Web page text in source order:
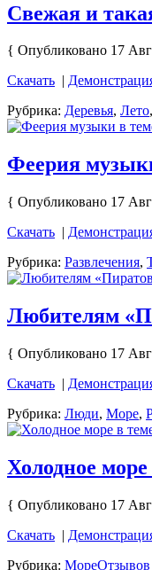
Свежая и
{ Опубликовано 17
Скачать |
Рубрика: Деревья, Лето,
Феерия
{ Опубликовано 17
Скачать |
Рубрика: Развлечения,
Любителям
{ Опубликовано 17
Скачать |
Рубрика: Люди, Море,
Холодное
{ Опубликовано 17
Скачать |
Рубрика: Море